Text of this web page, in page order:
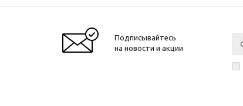
Подписывайтесь
на новости и акции